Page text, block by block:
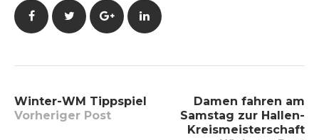
FacebookTwitter Google+LinkedIn
Winter-WM Tippspiel
Vorheriger Post
Damen fahren am
Samstag zur Hallen-
Kreismeisterschaft